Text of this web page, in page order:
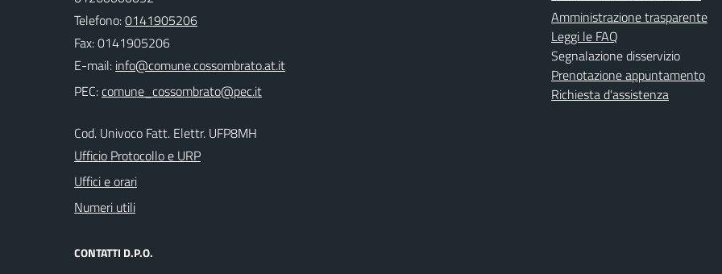
Telefono:0141905206
Fax: 0141905206
E-mail:
PEC:
Cod. Univoco Fatt. Elettr. UFP8MH
Ufficio Protocollo e URP
Uffici e orari
Numeri utili
CONTATTI D.P.O.
Amministrazione trasparente
Leggi le FAQ
Segnalazione disservizio
Prenotazione appuntamento
Richiesta d'assistenza